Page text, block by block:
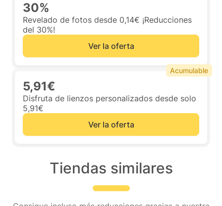
30%
Revelado de fotos desde 0,14€ ¡Reducciones
del 30%!
Ver la oferta
5,91€
Disfruta de lienzos personalizados desde solo
5,91€
Ver la oferta
Acumulable
Tiendas similares